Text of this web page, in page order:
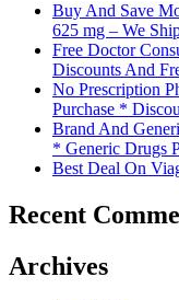
Buy And Save
625 mg – We
Free Doctor
Discounts And
No Prescription
Purchase *
Brand And
* Generic Drugs
Best Deal On
Recent
Archives